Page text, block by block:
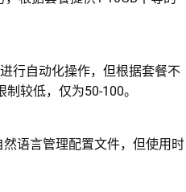
行自动化操作，但根据套餐不
较低，仅为50-100。
语言管理配置文件，但使用时